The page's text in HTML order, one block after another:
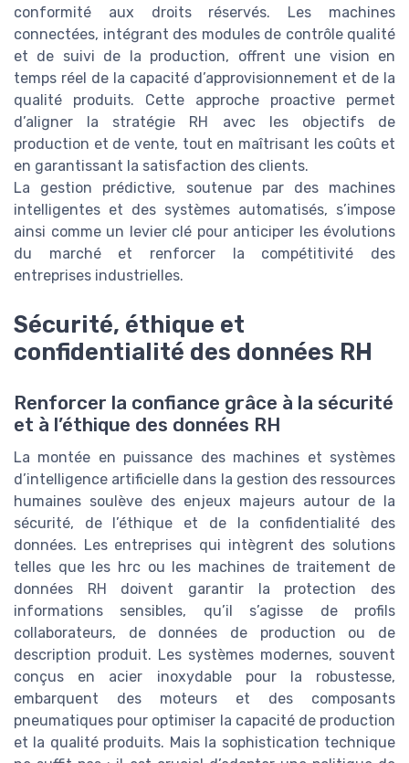
conformité aux droits réservés. Les machines
connectées, intégrant des modules de contrôle qualité
et de suivi de la production, offrent une vision en
temps réel de la capacité d’approvisionnement et de la
qualité produits. Cette approche proactive permet
d’aligner la stratégie RH avec les objectifs de
production et de vente, tout en maîtrisant les coûts et
en garantissant la satisfaction des clients.
La gestion prédictive, soutenue par des machines
intelligentes et des systèmes automatisés, s’impose
ainsi comme un levier clé pour anticiper les évolutions
du marché et renforcer la compétitivité des
entreprises industrielles.
Sécurité, éthique et
confidentialité des données RH
Renforcer la confiance grâce à la sécurité
et à l’éthique des données RH
La montée en puissance des machines et systèmes
d’intelligence artificielle dans la gestion des ressources
humaines soulève des enjeux majeurs autour de la
sécurité, de l’éthique et de la confidentialité des
données. Les entreprises qui intègrent des solutions
telles que les hrc ou les machines de traitement de
données RH doivent garantir la protection des
informations sensibles, qu’il s’agisse de profils
collaborateurs, de données de production ou de
description produit. Les systèmes modernes, souvent
conçus en acier inoxydable pour la robustesse,
embarquent des moteurs et des composants
pneumatiques pour optimiser la capacité de production
et la qualité produits. Mais la sophistication technique